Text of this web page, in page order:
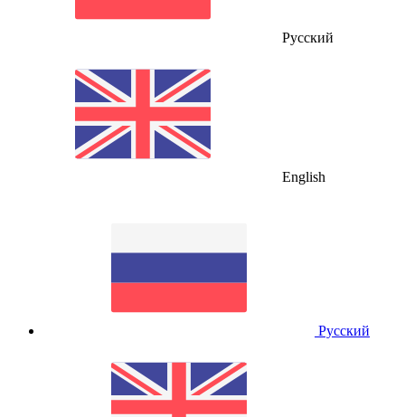
Русский
English
Русский